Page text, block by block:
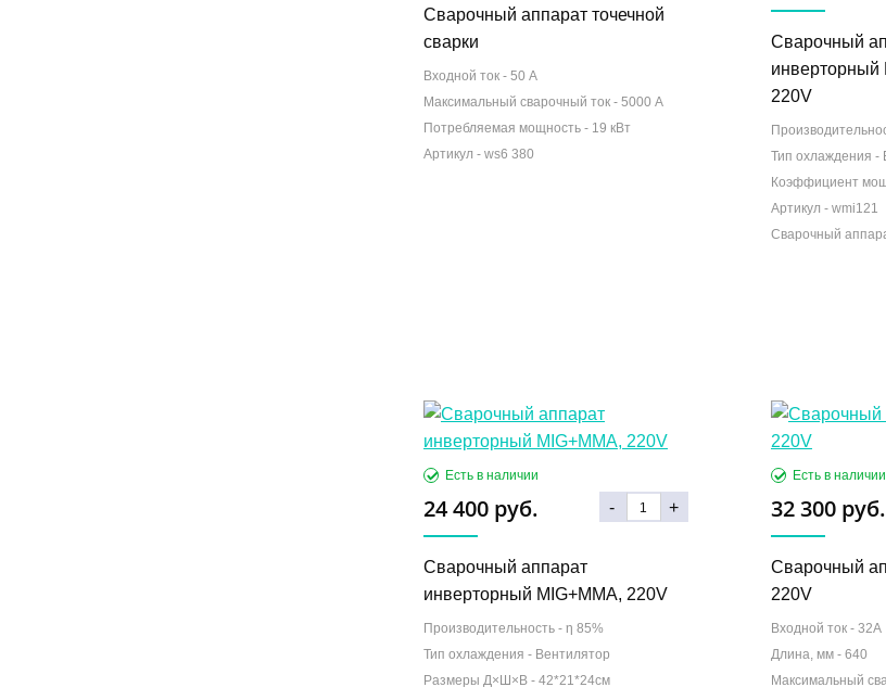
Сварочный аппарат точечной
сварки
Входной ток - 50 А
Максимальный сварочный ток - 5000 А
Потребляемая мощность - 19 кВт
Сварочный
инверторный
220V
Тип охлаждения -
Коэффициент
Сварочный
24 400 руб. - +
Сварочный аппарат
инверторный MIG+MMA, 220V
Производительность - η 85%
Тип охлаждения - Вентилятор
Размеры Д×Ш×В - 42*21*24см
32 300 руб.
Сварочный
220V
Входной ток - 32A
Длина, мм - 640
Максимальный